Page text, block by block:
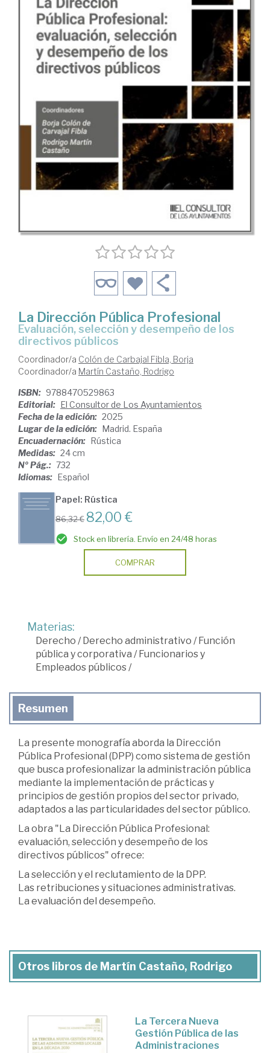
La Dirección Pública Profesional
evaluación, selección y desempeño de los
directivos públicos
Coordinador/a Colón de Carbajal Fibla, Borja
Coordinador/a Martín Castaño, Rodrigo
ISBN: 9788470529863
Editorial: El Consultor de Los Ayuntamientos
Fecha de la edición: 2025
Lugar de la edición: Madrid. España
Encuadernación: Rústica
Medidas: 24 cm
Nº Pág.: 732
Idiomas: Español
Papel: Rústica
86,32 € 82,00 €
Stock en librería. Envío en 24/48 horas
COMPRAR
Materias:
Derecho /Derecho administrativo /Función
pública y corporativa /Funcionarios y
Empleados públicos /
Resumen
La presente monografía aborda la Dirección
Pública Profesional (DPP) como sistema de gestión
que busca profesionalizar la administración pública
mediante la implementación de prácticas y
principios de gestión propios del sector privado,
adaptados a las particularidades del sector público.
La obra "La Dirección Pública Profesional:
evaluación, selección y desempeño de los
directivos públicos" ofrece:
La selección y el reclutamiento de la DPP.
Las retribuciones y situaciones administrativas.
La evaluación del desempeño.
Otros libros de Martín Castaño, Rodrigo
La Tercera Nueva
Gestión Pública de las
Administraciones